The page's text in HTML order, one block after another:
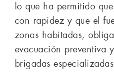
lo que ha permitido
con rapidez y que el
zonas habitadas,
evacuación preventiva
brigadas